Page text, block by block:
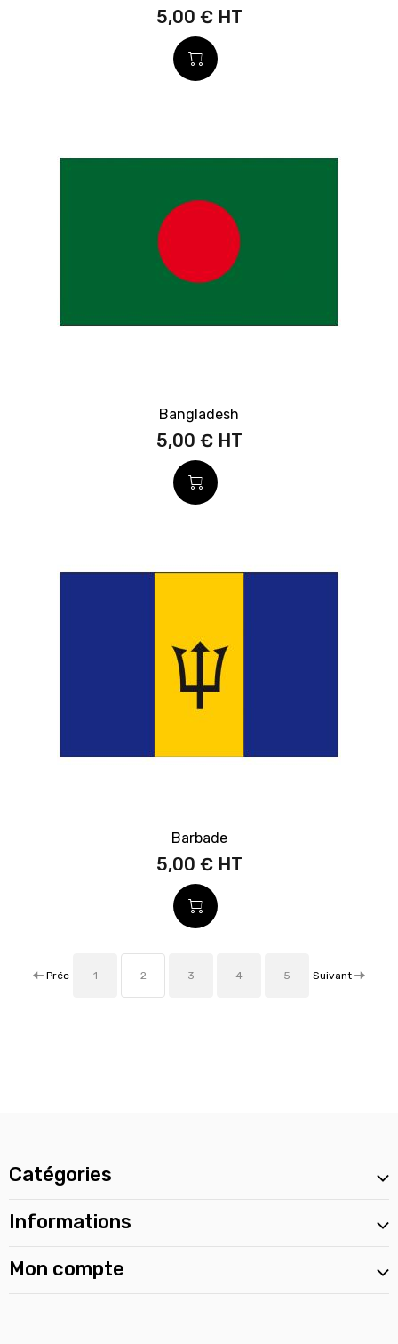
5,00 €
Bangladesh
5,00 €
Barbade
5,00 €
Préc 1 2 3 4 5 Suivant
Catégories
Informations
Mon compte